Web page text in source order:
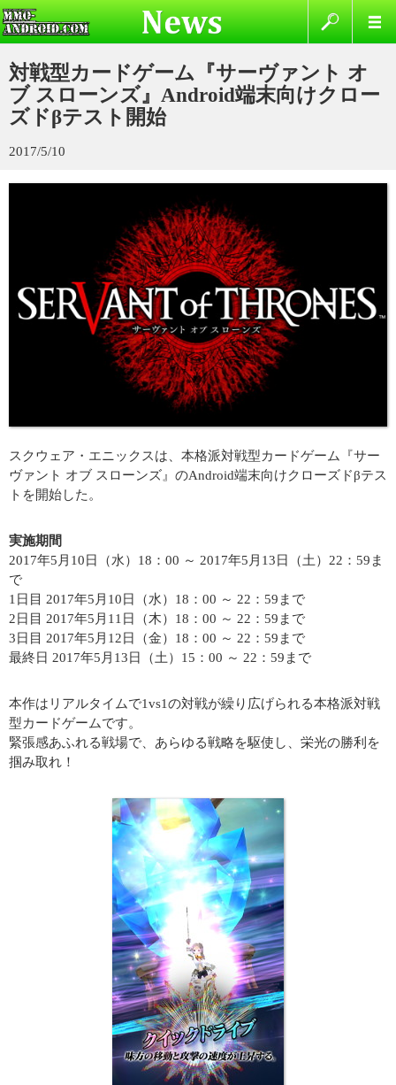
対戦型カードゲーム『サーヴァント オ
ブ スローンズ』Android端末向けクロー
ズドβテスト開始
2017/5/10
スクウェア・エニックスは、本格派対戦型カードゲーム『サー
ヴァント オブ スローンズ』のAndroid端末向けクローズドβテス
トを開始した。
実施期間
2017年5月10日（水）18：00 ～ 2017年5月13日（土）22：59ま
で
1日目 2017年5月10日（水）18：00 ～ 22：59まで
2日目 2017年5月11日（木）18：00 ～ 22：59まで
3日目 2017年5月12日（金）18：00 ～ 22：59まで
最終日 2017年5月13日（土）15：00 ～ 22：59まで
本作はリアルタイムで1vs1の対戦が繰り広げられる本格派対戦
型カードゲームです。
緊張感あふれる戦場で、あらゆる戦略を駆使し、栄光の勝利を
掴み取れ！